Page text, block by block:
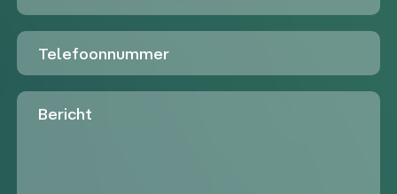
Telefoon
Untitled